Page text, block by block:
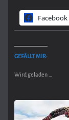
Facebook
GEFÄLLT MIR:
Wird geladen …